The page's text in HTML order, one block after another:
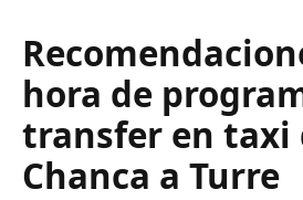
hora de
transfer en taxi
Chanca a Turre